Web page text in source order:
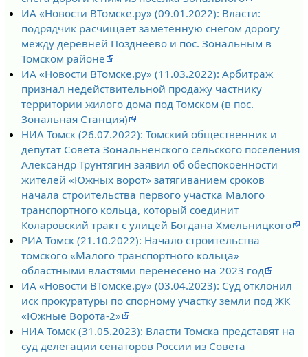
ИА «Новости ВТомске.ру» (09.01.2022): Власти:
подрядчик расчищает заметённую снегом дорогу
между деревней Позднеево и пос. Зональным в
Томском районе
ИА «Новости ВТомске.ру» (11.03.2022): Арбитраж
признал недействительной продажу частнику
территории жилого дома под Томском (в пос.
Зональная Станция)
НИА Томск (26.07.2022): Томский общественник и
депутат Совета Зональненского сельского поселения
Александр Трунтягин заявил об обеспокоенности
жителей «Южных ворот» затягиванием сроков
начала строительства первого участка Малого
транспортного кольца, который соединит
Коларовский тракт с улицей Богдана Хмельницкого
РИА Томск (21.10.2022): Начало строительства
томского «Малого транспортного кольца»
областными властями перенесено на 2023 год
ИА «Новости ВТомске.ру» (03.04.2023): Суд отклонил
иск прокуратуры по спорному участку земли под ЖК
«Южные Ворота-2»
НИА Томск (31.05.2023): Власти Томска представят на
суд делегации сенаторов России из Совета